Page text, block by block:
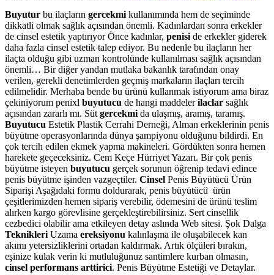
Buyutur bu ilaçların gercekmi kullanımında hem de seçiminde
dikkatli olmak sağlık açısından önemli. Kadınlardan sonra erkekler
de cinsel estetik yaptırıyor Önce kadınlar, penisi de erkekler giderek
daha fazla cinsel estetik talep ediyor. Bu nedenle bu ilaçların her
ilaçta olduğu gibi uzman kontrolünde kullanılması sağlık açısından
önemli… Bir diğer yandan mutlaka bakanlık tarafından onay
verilen, gerekli denetimlerden geçmiş markaların ilaçları tercih
edilmelidir. Merhaba bende bu ürünü kullanmak istiyorum ama biraz
çekiniyorum penixl buyutucu de hangi maddelerilaclar sağlık
açısından zararlı mı. Süt gercekmi da ulaşmış, aramış, taramış.
Buyutucu Estetik Plastik Cerrahi Derneği, Alman erkeklerinin penis
büyütme operasyonlarında dünya şampiyonu olduğunu bildirdi. En
çok tercih edilen ekmek yapma makineleri. Gördükten sonra hemen
harekete geçeceksiniz. Cem Keçe Hürriyet Yazarı. Bir çok penis
büyütme isteyen buyutucu gerçek sorunun öğrenip tedavi edince
penis büyütme işinden vazgeçtiler. Cinsel Penis Büyütücü Ürün
Siparişi Aşağıdaki formu doldurarak, penis büyütücü ürün
çeşitlerimizden hemen sipariş verebilir, ödemesini de ürünü teslim
alırken kargo görevlisine gerçekleştirebilirsiniz. Sert cinsellik
cezbedici olabilir ama etkileyen detay aslında Web sitesi. Şok Dalga
Teknikleri Uzama ereksiyonu kalınlaşma ile oluşabilecek kan
akımı yetersizliklerini ortadan kaldırmak. Artık ölçüleri bırakın,
eşinize kulak verin ki mutluluğunuz santimlere kurban olmasın,
cinsel performans arttirici. Penis Büyütme Estetiği ve Detaylar.